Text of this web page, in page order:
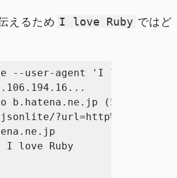
えるため I love Ruby ではど
--user-agent 'I love Ruby'
b.hatena.ne.jp
I love Ruby